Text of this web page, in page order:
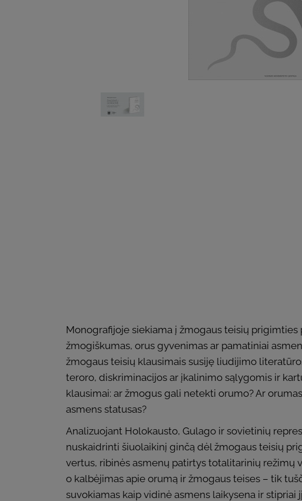
Monografijoje siekiama į žmogaus teisių
žmogiškumas, orus gyvenimas ar pamatiniai
žmogaus teisių klausimais susiję liudijimo
teroro, diskriminacijos ar įkalinimo sąlygomis ir
klausimai: ar žmogus gali netekti orumo? Ar
asmens statusas?
Analizuojant Holokausto, Gulago ir sovietinių
nuskaidrinti šiuolaikinį ginčą dėl žmogaus teisių
vertus, ribinės asmenų patirtys totalitarinių
o kalbėjimas apie orumą ir žmogaus teises – tik
suvokiamas kaip vidinė asmens laikysena ir stipriai